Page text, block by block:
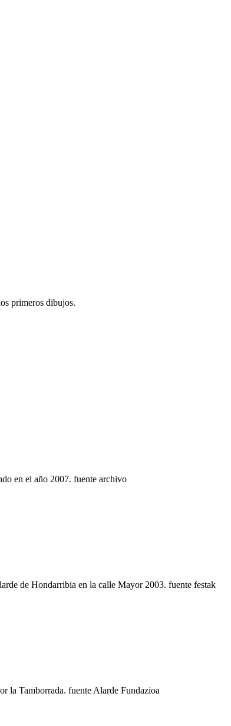
primeros dibujos.
en el año 2007. fuente archivo
de Hondarribia en la calle Mayor 2003. fuente festak
la Tamborrada. fuente Alarde Fundazioa